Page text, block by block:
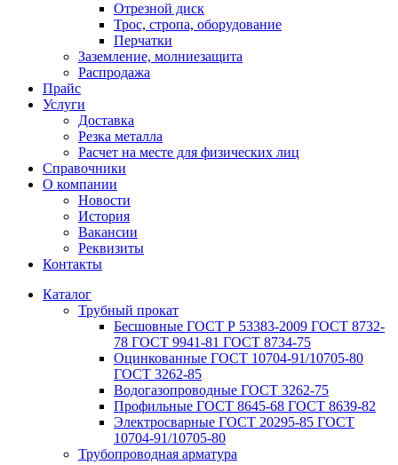
Отрезной диск
Трос, стропа, оборудование
Перчатки
Заземление, молниезащита
Распродажа
Прайс
Услуги
Доставка
Резка металла
Расчет на месте для физических лиц
Справочники
О компании
Новости
История
Вакансии
Реквизиты
Контакты
Каталог
Трубный прокат
Беcшовные ГОСТ Р 53383-2009 ГОСТ 8732-
78 ГОСТ 9941-81 ГОСТ 8734-75
Оцинкованные ГОСТ 10704-91/10705-80
ГОСТ 3262-85
Водогазопроводные ГОСТ 3262-75
Профильные ГОСТ 8645-68 ГОСТ 8639-82
Электросварные ГОСТ 20295-85 ГОСТ
10704-91/10705-80
Трубопроводная арматура